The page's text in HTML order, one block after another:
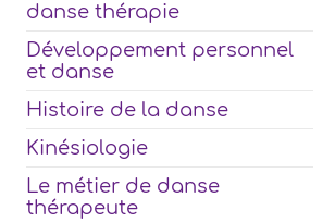
danse thérapie
Développement personnel
et danse
Histoire de la danse
Kinésiologie
Le métier de danse
thérapeute